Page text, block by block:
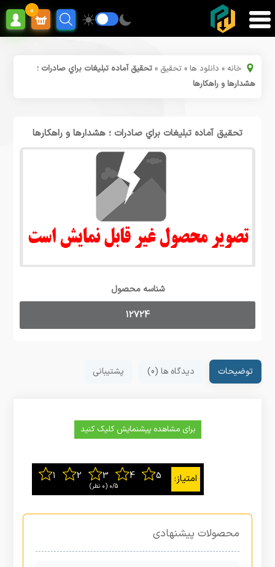
0
خانه » دانلود ها » تحقیق »تحقیق آماده تبلیغات براي صادرات ؛
هشدارها و راهکارها
تحقیق آماده تبلیغات براي صادرات ؛ هشدارها و راهکارها
شناسه محصول
12724
توضیحات دیدگاه ها (0) پشتیبانی
برای مشاهده پیشنمایش کلیک کنید
0/5 ‫(0 نظر)
محصولات پیشنهادی